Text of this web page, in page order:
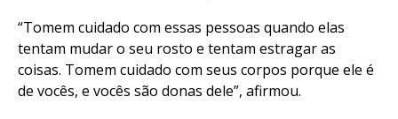
“Tomem cuidado com essas pessoas quando elas
tentam mudar o seu rosto e tentam estragar as
coisas. Tomem cuidado com seus corpos porque ele é
de vocês, e vocês são donas dele”, afirmou.